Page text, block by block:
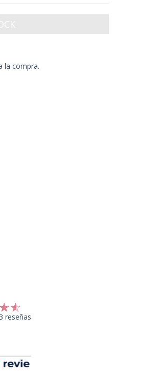
la compra.
reseñas